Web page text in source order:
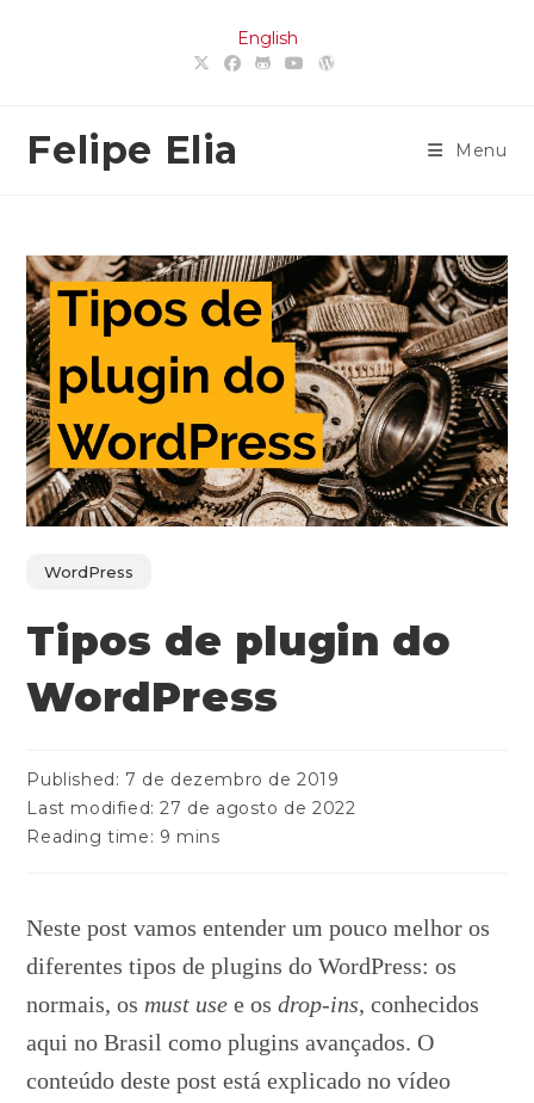
English
Felipe Elia Menu
WordPress
Tipos de plugin do
WordPress
Published: 7 de dezembro de 2019
Last modified: 27 de agosto de 2022
Reading time: 9 mins
Neste post vamos entender um pouco melhor os
diferentes tipos de plugins do WordPress: os
normais, os must use e osdrop-ins, conhecidos
aqui no Brasil como plugins avançados. O
conteúdo deste post está explicado no vídeo